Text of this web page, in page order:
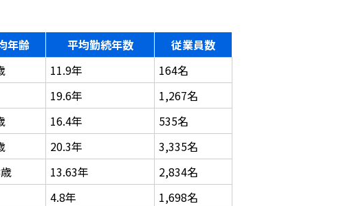
年齢 平均勤続年数
従業員数
11.9年
164名
19.6年
1,267名
16.4年
535名
20.3年
3,335名
13.63年
2,834名
4.8年 1,698名